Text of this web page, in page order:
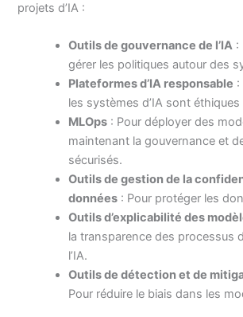
projets d’IA :
Outils de gouvernance de l’IA :
gérer les politiques autour des
Plateformes d’IA responsable :
les systèmes d’IA sont
MLOps : Pour déployer des
maintenant la gouvernance et
sécurisés.
Outils de gestion de la
données : Pour protéger les
Outils d’explicabilité des
la transparence des processus
l’IA.
Outils de détection et de
Pour réduire le biais dans les